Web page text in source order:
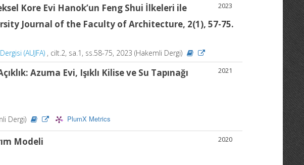
2023
Kore Evi Hanok’un Feng Shui İlkeleri ile
Journal of the Faculty of Architecture, 2(1), 57-75.
(AUJFA) , cilt.2, sa.1, ss.58-75, 2023 (Hakemli Dergi)
2021
Azuma Evi, Işıklı Kilise ve Su Tapınağı
Dergi) PlumX Metrics
2020
Modeli